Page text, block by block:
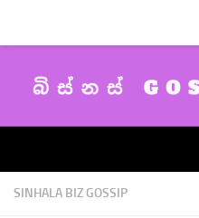
SINHALA BIZ GOSSIP